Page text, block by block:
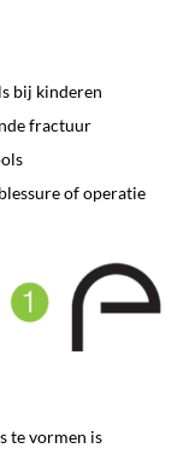
bij kinderen
fractuur
of operatie
te vormen is